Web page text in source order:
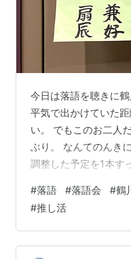
今日は落語を聴きに
平気で出かけていた
い。 でもこのお二人
ぶり。 なんてのんき
調整した予定を1本す
ったとのこと。丁寧
お隣がいない席を選
適に過ごしました。
賞用身支度（眼鏡替
#落語 #落語会 #鶴
#推し活